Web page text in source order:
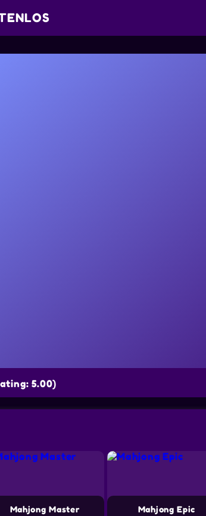
5.00)
Mahjong Master Mahjong Epic